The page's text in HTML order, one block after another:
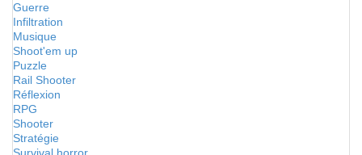
Guerre
Infiltration
Musique
Shoot'em up
Puzzle
Rail Shooter
Réflexion
RPG
Shooter
Stratégie